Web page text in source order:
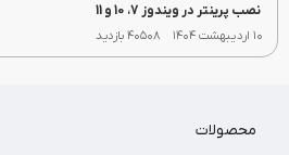
نصب پرینتر در ویندوز 7، 10 و 11
۱۰ اردیبهشت ۱۴۰۴ ۴۰۵۰۸ بازدید
محصولات